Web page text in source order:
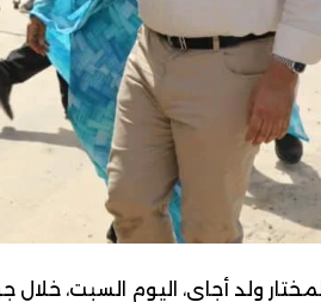
ولد أجاي، اليوم السبت،